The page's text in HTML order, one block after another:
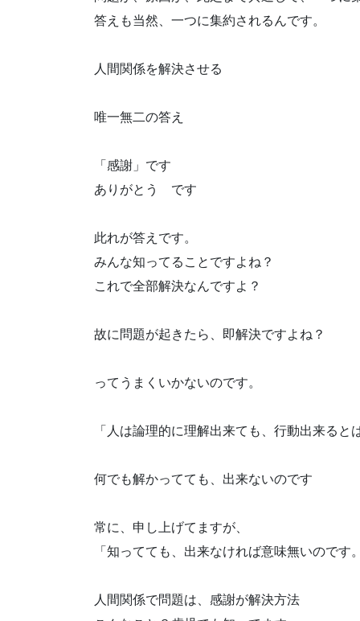
答えも当然、一つに集約されるんです。
人間関係を解決させる
唯一無二の答え
「感謝」です
ありがとう です
此れが答えです。
みんな知ってることですよね？
これで全部解決なんですよ？
故に問題が起きたら、即解決ですよね？
ってうまくいかないのです。
「人は論理的に理解出来ても、行動出来ると
何でも解かってても、出来ないのです
常に、申し上げてますが、
「知ってても、出来なければ意味無いのです
人間関係で問題は、感謝が解決方法